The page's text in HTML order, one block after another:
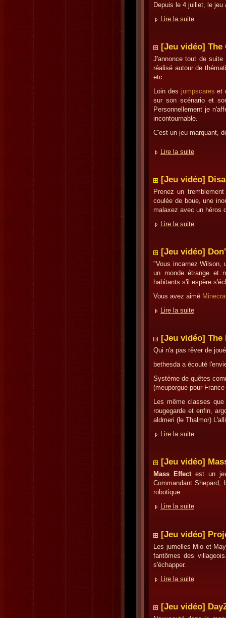
Depuis le 4 juillet, le jeu
Lire la suite
[Jeu vidéo] The
J'annonce tout de suite
réalisé autour de
etc...
Loin des jumpscares et
sur son scénario et
Personnellement je
incontournable.
C'est un jeu marquant,
Lire la suite
[Jeu vidéo]
Prenez un
coulée de boue, une
malaxez avec un héros
Lire la suite
[Jeu vidéo]
"Vous incarnez Wilson,
un monde étrange et
habitants s'il espère
Vous avez aimé
Lire la suite
[Jeu vidéo]
Qui n'a pas rêver de
bethesda a écouté
Système de quêtes
(meuporgue pour
Les même classes
rougegarde et enfin,
aldmeri (le Thalmor)
Lire la suite
[Jeu vidéo]
Mass Effect est un
Commandant
robotique.
Lire la suite
[Jeu vidéo]
Les jumelles Mio et
fantômes des
s'échapper.
Lire la suite
[Jeu vidéo]